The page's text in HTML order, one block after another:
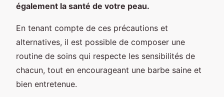
également la santé de votre peau.
En tenant compte de ces précautions et
alternatives, il est possible de composer une
routine de soins qui respecte les sensibilités de
chacun, tout en encourageant une barbe saine et
bien entretenue.